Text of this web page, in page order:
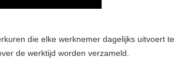
die elke werknemer dagelijks uitvoert te
de werktijd worden verzameld.